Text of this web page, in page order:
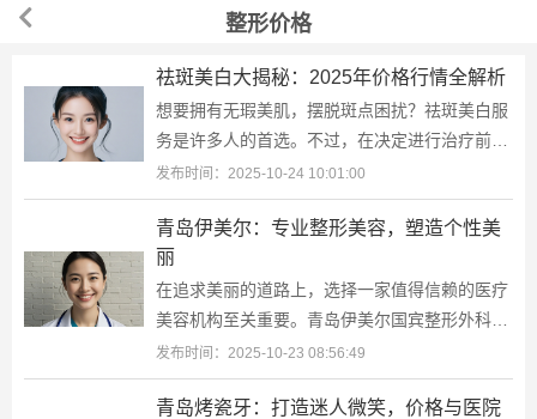
整形价格
祛斑美白大揭秘：2025年价格行情全解析
想要拥有无瑕美肌，摆脱斑点困扰？祛斑美白服
务是许多人的首选。不过，在决定进行治疗前，
了解清楚价格范围是明智之举。本文将为你揭示
2025年祛斑美白的最新价格趋势，帮助
发布时间：2025-10-24 10:01:00
青岛伊美尔：专业整形美容，塑造个性美
丽
在追求美丽的道路上，选择一家值得信赖的医疗
美容机构至关重要。青岛伊美尔国宾整形外科医
院作为中国专业的医疗美容国际连锁品牌之一，
在青岛地区享有盛誉，为求美者提供了
发布时间：2025-10-23 08:56:49
青岛烤瓷牙：打造迷人微笑，价格与医院